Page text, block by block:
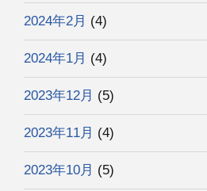
2024年2月 (4)
2024年1月 (4)
2023年12月 (5)
2023年11月 (4)
2023年10月 (5)